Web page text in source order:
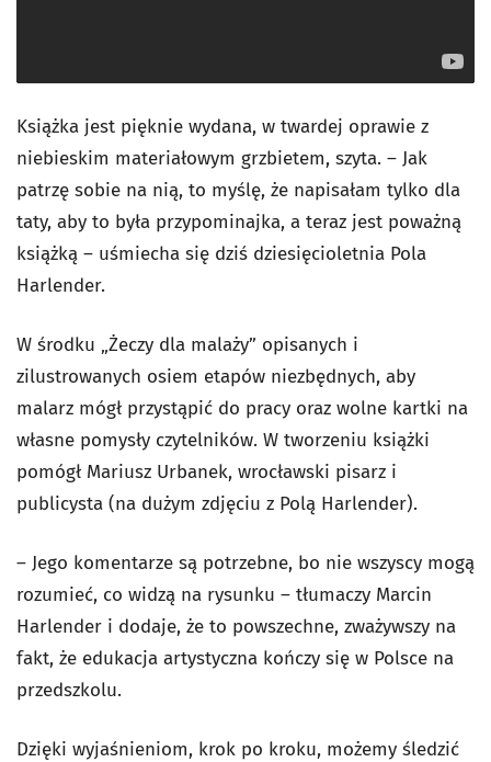
Książka jest pięknie wydana, w twardej oprawie z
niebieskim materiałowym grzbietem, szyta. – Jak
patrzę sobie na nią, to myślę, że napisałam tylko dla
taty, aby to była przypominajka, a teraz jest poważną
książką – uśmiecha się dziś dziesięcioletnia Pola
Harlender.
W środku „Żeczy dla malaży” opisanych i
zilustrowanych osiem etapów niezbędnych, aby
malarz mógł przystąpić do pracy oraz wolne kartki na
własne pomysły czytelników. W tworzeniu książki
pomógł Mariusz Urbanek, wrocławski pisarz i
publicysta (na dużym zdjęciu z Polą Harlender).
– Jego komentarze są potrzebne, bo nie wszyscy mogą
rozumieć, co widzą na rysunku – tłumaczy Marcin
Harlender i dodaje, że to powszechne, zważywszy na
fakt, że edukacja artystyczna kończy się w Polsce na
przedszkolu.
Dzięki wyjaśnieniom, krok po kroku, możemy śledzić